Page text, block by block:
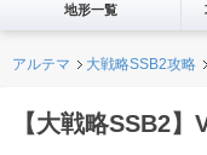
地形一覧
アルテマ 大戦略SSB2攻略
【大戦略SSB2